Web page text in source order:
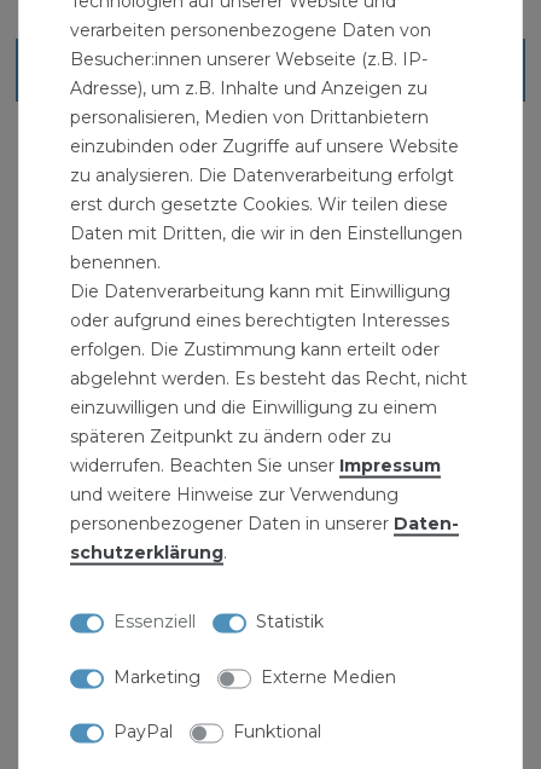
Ähnliche Artikel
Schutzhülle für Sitzgruppe rund 320x93 cm
verarbeiten personenbezogene Daten von
Besucher:innen unserer Webseite (z.B. IP-
Adresse), um z.B. Inhalte und Anzeigen zu
personalisieren, Medien von Drittanbietern
einzubinden oder Zugriffe auf unsere Website
zu analysieren. Die Datenverarbeitung erfolgt
erst durch gesetzte Cookies. Wir teilen diese
Daten mit Dritten, die wir in den Einstellungen
benennen.
Die Datenverarbeitung kann mit Einwilligung
oder aufgrund eines berechtigten Interesses
erfolgen. Die Zustimmung kann erteilt oder
abgelehnt werden. Es besteht das Recht, nicht
einzuwilligen und die Einwilligung zu einem
späteren Zeitpunkt zu ändern oder zu
widerrufen. Beachten Sie unser Impressum
und weitere Hinweise zur Verwendung
personenbezogener Daten in unserer Daten­
schutz­erklärung.
Essenziell Statistik
Marketing Externe Medien
PayPal Funktional